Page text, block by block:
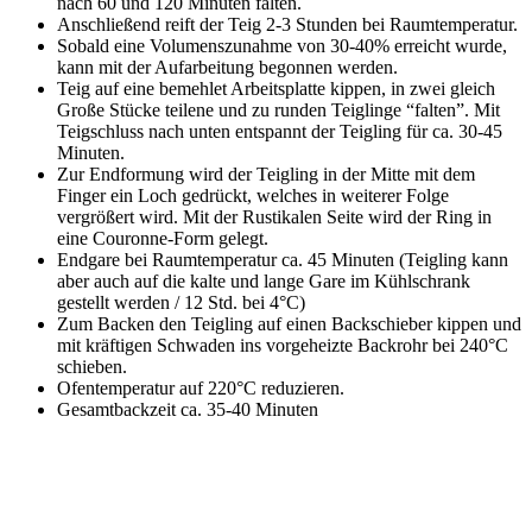
Anschließend reift der Teig 2-3 Stunden bei Raumtemperatur.
Sobald eine Volumenszunahme von 30-40% erreicht wurde,
kann mit der Aufarbeitung begonnen werden.
Teig auf eine bemehlet Arbeitsplatte kippen, in zwei gleich
Große Stücke teilene und zu runden Teiglinge “falten”. Mit
Teigschluss nach unten entspannt der Teigling für ca. 30-45
Minuten.
Zur Endformung wird der Teigling in der Mitte mit dem
Finger ein Loch gedrückt, welches in weiterer Folge
vergrößert wird. Mit der Rustikalen Seite wird der Ring in
eine Couronne-Form gelegt.
Endgare bei Raumtemperatur ca. 45 Minuten (Teigling kann
aber auch auf die kalte und lange Gare im Kühlschrank
gestellt werden / 12 Std. bei 4°C)
Zum Backen den Teigling auf einen Backschieber kippen und
mit kräftigen Schwaden ins vorgeheizte Backrohr bei 240°C
schieben.
Ofentemperatur auf 220°C reduzieren.
Gesamtbackzeit ca. 35-40 Minuten